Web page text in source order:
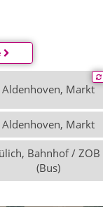
Aldenhoven, Markt
Aldenhoven, Markt
Bahnhof / ZOB
(Bus)